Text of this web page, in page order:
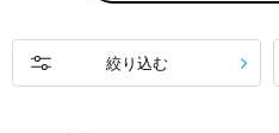
前足部に新
まるで足裏にトランポ
高い反発力が軽い力で力強
絞り込む